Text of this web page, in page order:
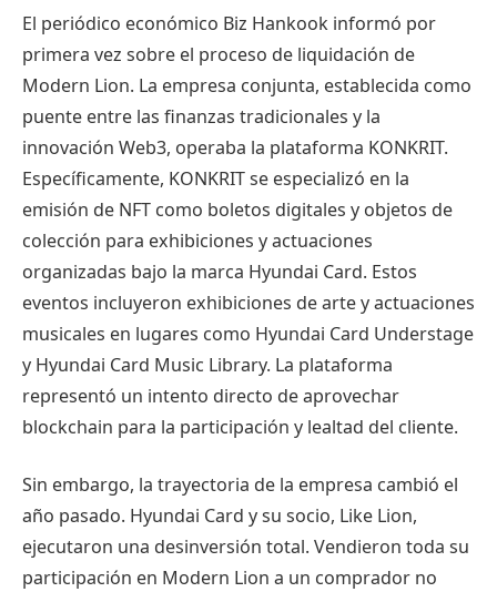
El periódico económico Biz Hankook informó por
primera vez sobre el proceso de liquidación de
Modern Lion. La empresa conjunta, establecida como
puente entre las finanzas tradicionales y la
innovación Web3, operaba la plataforma KONKRIT.
Específicamente, KONKRIT se especializó en la
emisión de NFT como boletos digitales y objetos de
colección para exhibiciones y actuaciones
organizadas bajo la marca Hyundai Card. Estos
eventos incluyeron exhibiciones de arte y actuaciones
musicales en lugares como Hyundai Card Understage
y Hyundai Card Music Library. La plataforma
representó un intento directo de aprovechar
blockchain para la participación y lealtad del cliente.
Sin embargo, la trayectoria de la empresa cambió el
año pasado. Hyundai Card y su socio, Like Lion,
ejecutaron una desinversión total. Vendieron toda su
participación en Modern Lion a un comprador no